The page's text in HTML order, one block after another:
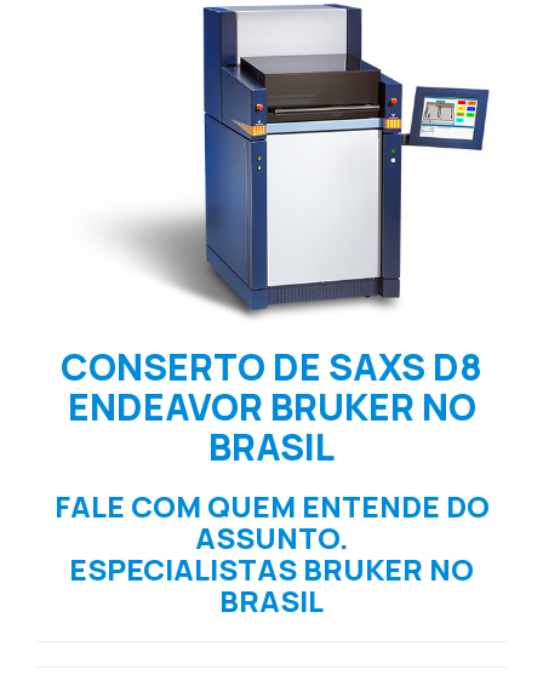
CONSERTO DE SAXS D8
ENDEAVOR BRUKER NO
BRASIL
FALE COM QUEM ENTENDE DO
ASSUNTO.
ESPECIALISTAS BRUKER NO
BRASIL